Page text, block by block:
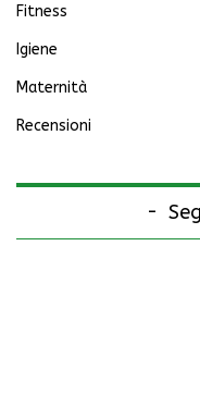
Fitness
Igiene
Maternità
Recensioni